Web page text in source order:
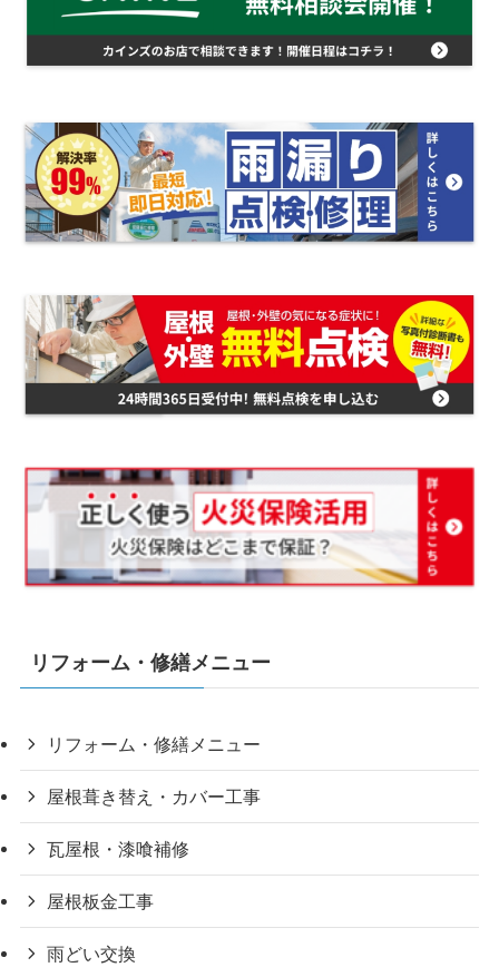
リフォーム・修繕メニュー
リフォーム・修繕メニュー
屋根葺き替え・カバー工事
瓦屋根・漆喰補修
屋根板金工事
雨どい交換